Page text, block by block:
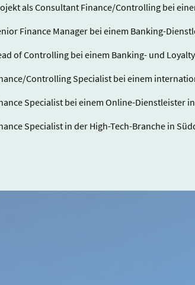
als Consultant Finance/Controlling bei
Finance Manager bei einem Banking-
of Controlling bei einem Banking- und
Controlling Specialist bei einem
Specialist bei einem Online-Dienstleister
Specialist in der High-Tech-Branche in